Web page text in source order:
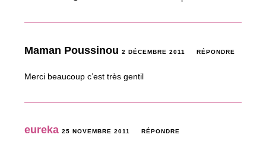
Maman Poussinou2 DÉCEMBRE 2011 RÉPONDRE
Merci beaucoup c’est très gentil
eureka 25 NOVEMBRE 2011 RÉPONDRE